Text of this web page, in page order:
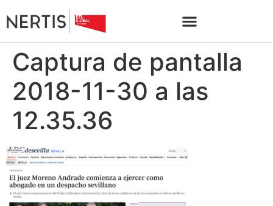
Captura de pantalla
2018-11-30 a las
12.35.36